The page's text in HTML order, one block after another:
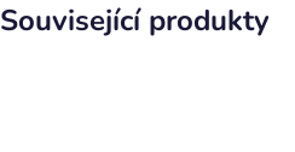
Související produkty